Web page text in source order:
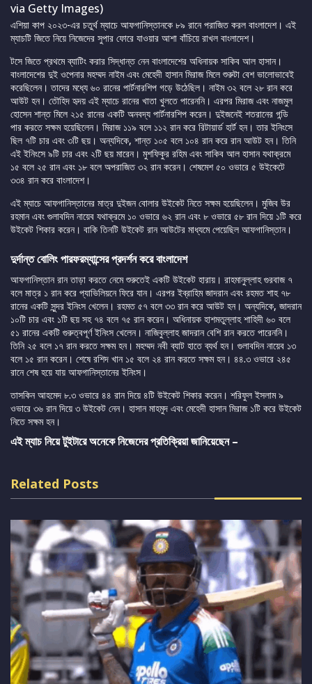
via Getty Images)
এশিয়া কাপ ২০২৩-এর চতুর্থ ম্যাচে আফগানিস্তানকে ৮৯ রানে পরাজিত করল বাংলাদেশ। এই
ম্যাচটি জিতে নিয়ে নিজেদের সুপার ফোরে যাওয়ার আশা বাঁচিয়ে রাখল বাংলাদেশ।
টসে জিতে প্রথমে ব্যাটিং করার সিদ্ধান্ত নেন বাংলাদেশের অধিনায়ক সাকিব আল হাসান।
বাংলাদেশের দুই ওপেনার মহম্মদ নাইম এবং মেহেদী হাসান মিরাজ মিলে শুরুটা বেশ ভালোভাবেই
করেছিলেন। তাদের মধ্যে ৬০ রানের পার্টনারশিপ গড়ে উঠেছিল। নাইম ৩২ বলে ২৮ রান করে
আউট হন। তৌহিদ হৃদয় এই ম্যাচে রানের খাতা খুলতে পারেননি। এরপর মিরাজ এবং নাজমুল
হোসেন শান্ত মিলে ২১৫ রানের একটি অনবদ্য পার্টনারশিপ করেন। দুইজনেই শতরানের গন্ডি
পার করতে সক্ষম হয়েছিলেন। মিরাজ ১১৯ বলে ১১২ রান করে রিটায়ার্ড হার্ট হন। তার ইনিংসে
ছিল ৭টি চার এবং ৩টি ছয়। অন্যদিকে, শান্ত ১০৫ বলে ১০৪ রান করে রান আউট হন। তিনি
এই ইনিংসে ৯টি চার এবং ২টি ছয় মারেন। মুশফিকুর রহিম এবং সাকিব আল হাসান যথাক্রমে
১৫ বলে ২৫ রান এবং ১৮ বলে অপরাজিত ৩২ রান করেন। শেষমেশ ৫০ ওভারে ৫ উইকেটে
৩৩৪ রান করে বাংলাদেশ।
এই ম্যাচে আফগানিস্তানের মাত্র দুইজন বোলার উইকেট নিতে সক্ষম হয়েছিলেন। মুজিব উর
রহমান এবং গুলাবদিন নায়েব যথাক্রমে ১০ ওভারে ৬২ রান এবং ৮ ওভারে ৫৮ রান দিয়ে ১টি করে
উইকেট শিকার করেন। বাকি তিনটি উইকেট রান আউটের মাধ্যমে পেয়েছিল আফগানিস্তান।
দুর্দান্ত বোলিং পারফরম্যান্সের প্রদর্শন করে বাংলাদেশ
আফগানিস্তান রান তাড়া করতে নেমে শুরুতেই একটি উইকেট হারায়। রাহমানুল্লাহ গুরবাজ ৭
বলে মাত্র ১ রান করে প্যাভিলিয়নে ফিরে যান। এরপর ইব্রাহিম জাদরান এবং রহমত শাহ ৭৮
রানের একটি সুন্দর ইনিংস খেলেন। রহমত ৫৭ বলে ৩৩ রান করে আউট হন। অন্যদিকে, জাদরান
১০টি চার এবং ১টি ছয় সহ ৭৪ বলে ৭৫ রান করেন। অধিনায়ক হাশমতুল্লাহ শাহিদী ৬০ বলে
৫১ রানের একটি গুরুত্বপূর্ণ ইনিংস খেলেন। নাজিবুল্লাহ জাদরান বেশি রান করতে পারেননি।
তিনি ২৫ বলে ১৭ রান করতে সক্ষম হন। মহম্মদ নবী ব্যাট হাতে ব্যর্থ হন। গুলাবদিন নায়েব ১৩
বলে ১৫ রান করেন। শেষে রশিদ খান ১৫ বলে ২৪ রান করতে সক্ষম হন। ৪৪.৩ ওভারে ২৪৫
রানে শেষ হয়ে যায় আফগানিস্তানের ইনিংস।
তাসকিন আহমেদ ৮.৩ ওভারে ৪৪ রান দিয়ে ৪টি উইকেট শিকার করেন। শরিফুল ইসলাম ৯
ওভারে ৩৬ রান দিয়ে ৩ উইকেট নেন। হাসান মাহমুদ এবং মেহেদী হাসান মিরাজ ১টি করে উইকেট
নিতে সক্ষম হন।
এই ম্যাচ নিয়ে টুইটারে অনেকে নিজেদের প্রতিক্রিয়া জানিয়েছেন –
Related Posts